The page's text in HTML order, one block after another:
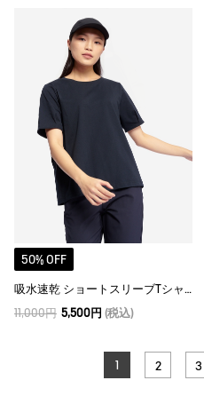
50% OFF
吸水速乾 ショートスリーブTシャツ RP
11,000円 5,500円 (税込)
1 2 3